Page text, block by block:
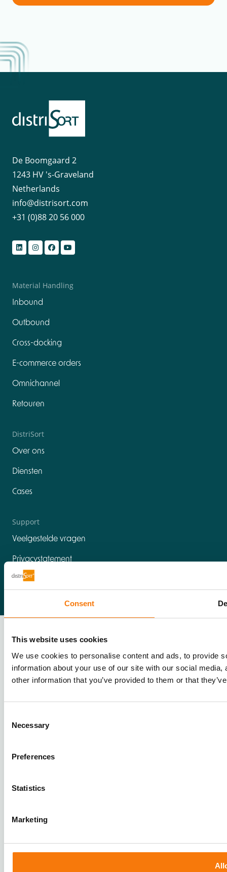
Consent
This website uses cookies
We use cookies to personalise content and ads, to provide
information about your use of our site with our social
other information that you’ve provided to them or that
Selection
Necessary
Preferences
Statistics
Marketing
De Boomgaard 2
1243 HV 's-Graveland
Netherlands
info@distrisort.com
+31 (0)88 20 56 000
Material Handling
Inbound
Outbound
Cross-docking
E-commerce orders
Omnichannel
Retouren
DistriSort
Over ons
Diensten
Cases
Support
Veelgestelde vragen
Privacystatement
Cookie Policy
©2026 - DistriSort